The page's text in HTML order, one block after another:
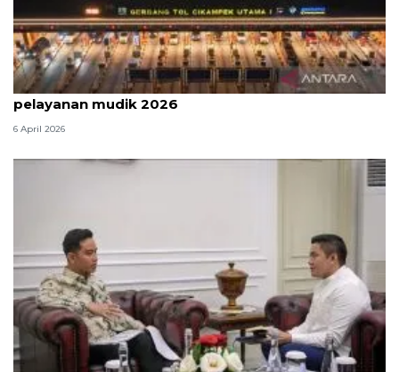
Survei: 88,8 persen responden puas dengan
pelayanan mudik 2026
6 April 2026